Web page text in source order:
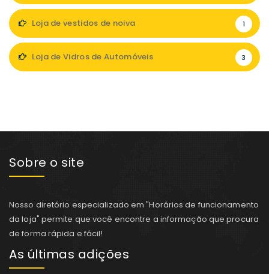
Loja de vestidos de noiva 1
Loja de Vidros de Automóveis 3
Sobre o site
Nosso diretório especializado em "Horários de funcionamento
da loja" permite que você encontre a informação que procura
de forma rápida e fácil!
As últimas adições